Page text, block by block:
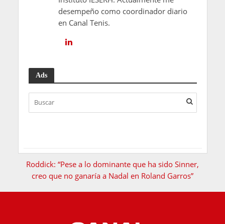
desempeño como coordinador diario
en Canal Tenis.
Ads
Roddick: “Pese a lo dominante que ha sido Sinner,
creo que no ganaría a Nadal en Roland Garros”